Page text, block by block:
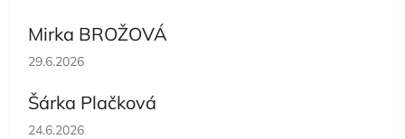
Mirka BROŽOVÁ
Hodnocení obchodu je 5 z 5 hvězdiček.
29.6.2026
Šárka Plačková
Hodnocení obchodu je 5 z 5 hvězdiček.
24.6.2026